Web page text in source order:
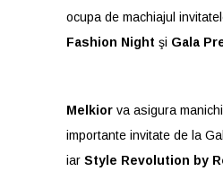
ocupa de machiajul
Fashion Night şi Gala
Melkior va asigura
importante invitate de la
iar Style Revolution by